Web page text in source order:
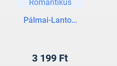
Romantikus
Pálmai-Lantos Éva
3 199 Ft